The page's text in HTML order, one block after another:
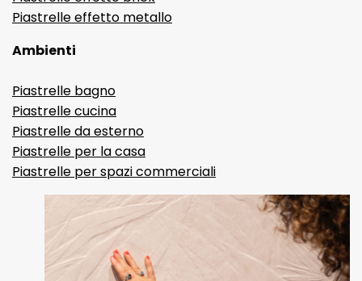
Piastrelle effetto metallo
Ambienti
Piastrelle bagno
Piastrelle cucina
Piastrelle da esterno
Piastrelle per la casa
Piastrelle per spazi commerciali